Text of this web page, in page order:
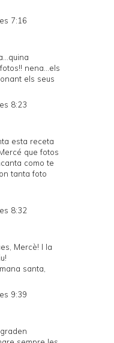
7:16
nena...els
els seus
8:23
esta receta
que fotos
como te
tanta foto
8:32
Mercè! I la
santa,
9:39